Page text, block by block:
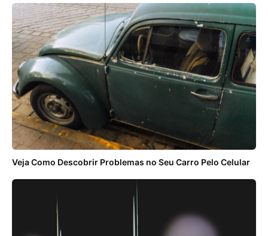
Veja Como Descobrir Problemas no Seu Carro Pelo Celular